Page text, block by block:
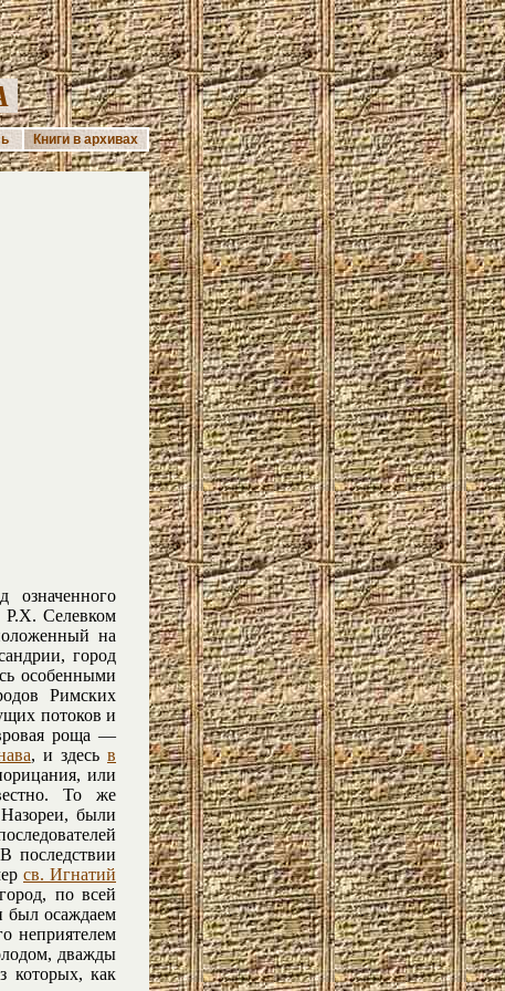
Книги в архивах
означенного
Р.Х. Селевком
на
город
особенными
Римских
потоков и
роща —
, и здесьв
или
То же
были
последствии
св. Игнатий
по всей
был осаждаем
неприятелем
дважды
которых, как